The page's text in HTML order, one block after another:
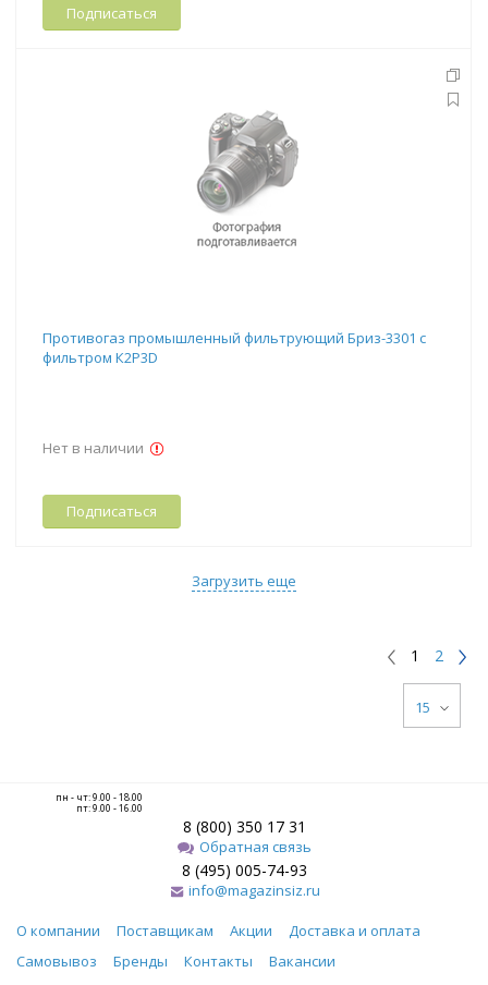
Подписаться
Противогаз промышленный фильтрующий Бриз-3301 с
фильтром К2Р3D
Нет в наличии
Подписаться
Загрузить еще
1 2
15
пн - чт: 9.00 - 18.00
пт: 9.00 - 16.00
8 (800) 350 17 31
Обратная связь
8 (495) 005-74-93
info@magazinsiz.ru
О компании Поставщикам Акции
Доставка и оплата
Самовывоз
Бренды Контакты
Вакансии